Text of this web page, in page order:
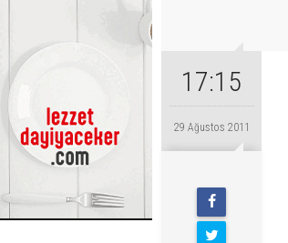
17:15
29 Ağustos 2011